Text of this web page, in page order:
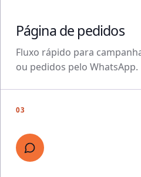
Página de pedidos
Fluxo rápido para
ou pedidos pelo WhatsApp.
03